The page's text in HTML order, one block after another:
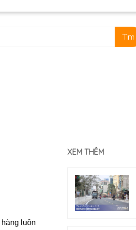
Tìm
luôn
XEM THÊM